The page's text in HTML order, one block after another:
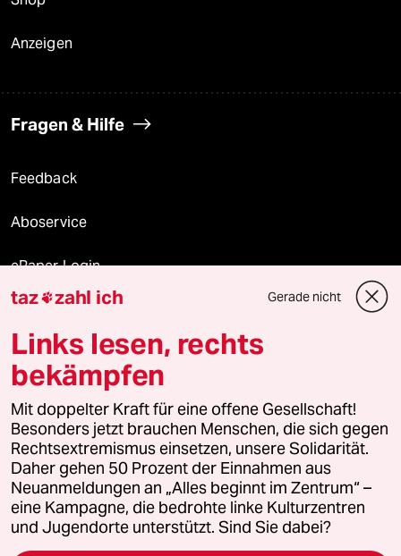
Anzeigen
Fragen & Hilfe
Feedback
Aboservice
ePaper Login
Downloads für Abonnierende
© 2026 taz Verlags und Vertriebs GmbH
Alle Rechte vorbehalten. Bei rechtlichen Fragen oder für Genehmigungen
wenden Sie sich bitte an
lizenzen@taz.de
Feedback Redaktionsstatut Kommune-Richtlinien
Leitlinie Informant Datenschutz Impressum AGB
taz zahl ich Gerade nicht
Links lesen, rechts
bekämpfen
Mit doppelter Kraft für eine offene Gesellschaft!
Besonders jetzt brauchen Menschen, die sich gegen
Rechtsextremismus einsetzen, unsere Solidarität.
Daher gehen 50 Prozent der Einnahmen aus
Neuanmeldungen an „Alles beginnt im Zentrum“ –
eine Kampagne, die bedrohte linke Kulturzentren
und Jugendorte unterstützt. Sind Sie dabei?